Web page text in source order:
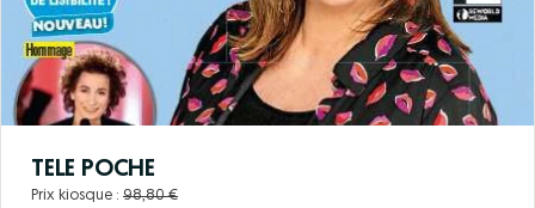
TELE POCHE
Prix kiosque : 98,80 €